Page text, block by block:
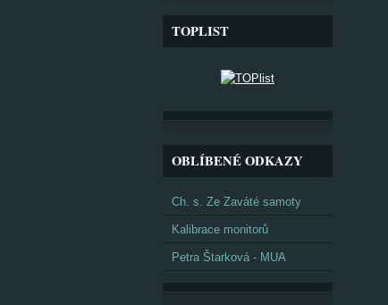
TOPLIST
OBLÍBENÉ ODKAZY
Ch. s. Ze Zaváté samoty
Kalibrace monitorů
Petra Štarková - MUA